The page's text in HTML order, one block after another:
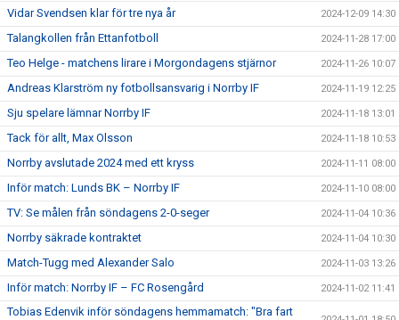
Vidar Svendsen klar för tre nya år 2024-12-09 14:30
Talangkollen från Ettanfotboll 2024-11-28 17:00
Teo Helge - matchens lirare i Morgondagens stjärnor 2024-11-26 10:07
Andreas Klarström ny fotbollsansvarig i Norrby IF 2024-11-19 12:25
Sju spelare lämnar Norrby IF 2024-11-18 13:01
Tack för allt, Max Olsson 2024-11-18 10:53
Norrby avslutade 2024 med ett kryss 2024-11-11 08:00
Inför match: Lunds BK – Norrby IF 2024-11-10 08:00
TV: Se målen från söndagens 2-0-seger 2024-11-04 10:36
Norrby säkrade kontraktet 2024-11-04 10:30
Match-Tugg med Alexander Salo 2024-11-03 13:26
Inför match: Norrby IF – FC Rosengård 2024-11-02 11:41
Tobias Edenvik inför söndagens hemmamatch: "Bra fart